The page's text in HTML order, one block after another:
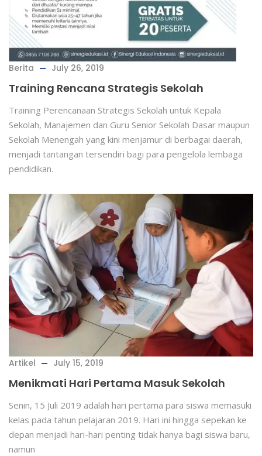
Berita July 26, 2019
Training Rencana Strategis Sekolah
Training Perencanaan Strategis Sekolah untuk Kepala
Sekolah, Manajemen dan Guru Senior Sekolah Dasar maupun
Sekolah Menengah yang kini menjamur di berbagai daerah,
menjadi tantangan tersendiri bagi para pengelola lembaga
pendidikan.
Artikel July 15, 2019
Menikmati Hari Pertama Masuk Sekolah
Senin, 15 Juli 2019 adalah hari pertama para siswa memasuki
kelas pada tahun pelajaran 2019. Hari ini hingga sepekan ke
depan menjadi hari-hari penting tidak hanya bagi siswa baru,
namun